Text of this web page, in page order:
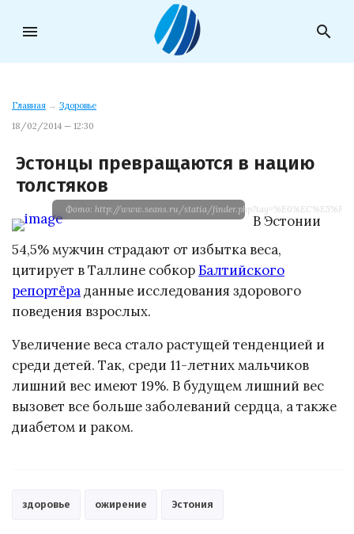
menu search
Главная → Здоровье
18/02/2014 — 12:30
Эстонцы превращаются в нацию
толстяков
Фото: http://www.seans.ru/statia/
В Эстонии
54,5% мужчин страдают от избытка веса,
цитирует в Таллине собкорБалтийского
репортёраданные исследования здорового
поведения взрослых.
Увеличение веса стало растущей тенденцией и
среди детей. Так, среди 11-летних мальчиков
лишний вес имеют 19%. В будущем лишний вес
вызовет все больше заболеваний сердца, а также
диабетом и раком.
здоровье ожирение Эстония